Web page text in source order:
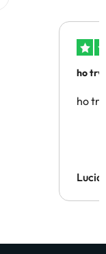
ho
ho
Lucia